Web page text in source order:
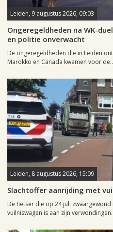
Leiden, 9 augustus 2026, 09:03
Ongeregeldheden na WK-
en politie onverwacht
De ongeregeldheden die in Leiden
Marokko en Canada kwamen voor
Leiden, 8 augustus 2026, 15:09
Slachtoffer aanrijding met
De fietser die op 24 juli
vuilniswagen is aan zijn